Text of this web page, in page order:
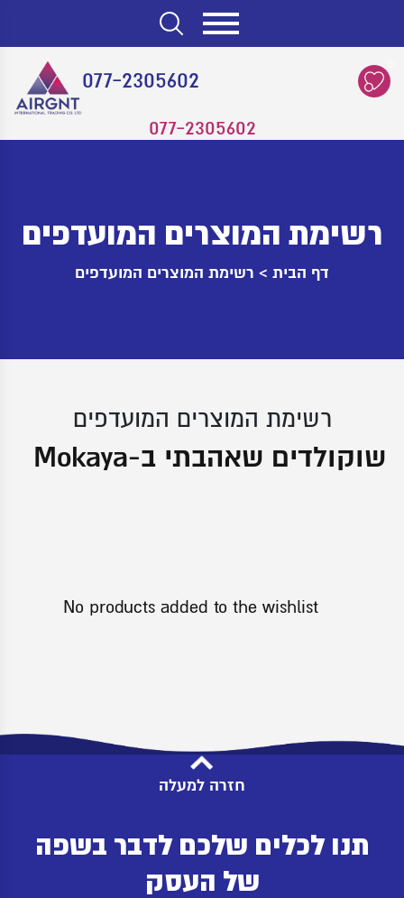
077-2305602
077-2305602
רשימת המוצרים המועדפים
דף הבית > רשימת המוצרים המועדפים
רשימת המוצרים המועדפים
שוקולדים שאהבתי ב-Mokaya
No products added to the wishlist
חזרה למעלה
תנו לכלים שלכם לדבר בשפה
של העסק